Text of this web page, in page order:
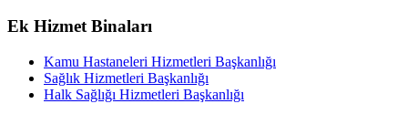
Ek Hizmet Binaları
Kamu Hastaneleri Hizmetleri Başkanlığı
Sağlık Hizmetleri Başkanlığı
Halk Sağlığı Hizmetleri Başkanlığı